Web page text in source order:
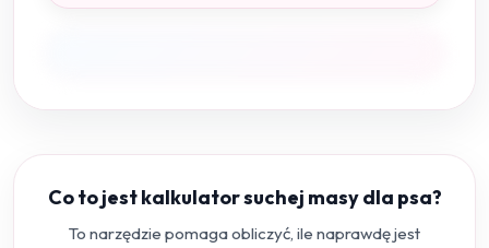
Co to jest kalkulator suchej masy dla psa?
To narzędzie pomaga obliczyć, ile naprawdę jest